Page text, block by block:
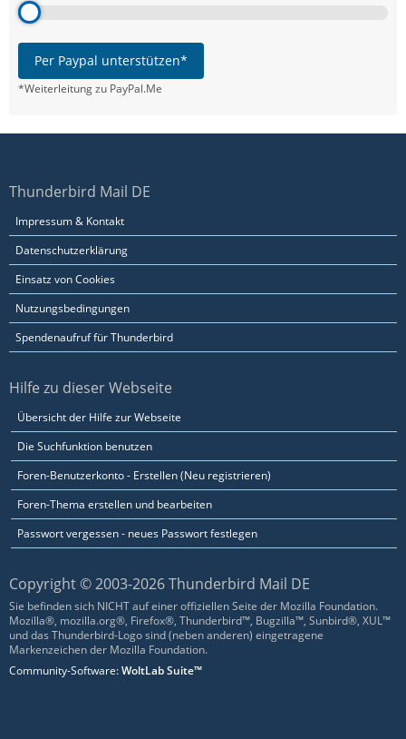
Per Paypal unterstützen*
*Weiterleitung zu PayPal.Me
Thunderbird Mail DE
Impressum & Kontakt
Datenschutzerklärung
Einsatz von Cookies
Nutzungsbedingungen
Spendenaufruf für Thunderbird
Hilfe zu dieser Webseite
Übersicht der Hilfe zur Webseite
Die Suchfunktion benutzen
Foren-Benutzerkonto - Erstellen (Neu registrieren)
Foren-Thema erstellen und bearbeiten
Passwort vergessen - neues Passwort festlegen
Copyright © 2003-2026 Thunderbird Mail DE
Sie befinden sich NICHT auf einer offiziellen Seite der Mozilla Foundation.
Mozilla®, mozilla.org®, Firefox®, Thunderbird™, Bugzilla™, Sunbird®, XUL™
und das Thunderbird-Logo sind (neben anderen) eingetragene
Markenzeichen der Mozilla Foundation.
Community-Software:WoltLab Suite™